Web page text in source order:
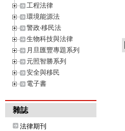
工程法律
環境能源法
警政‧移民法
生物科技與法律
月旦匯豐專題系列
元照智勝系列
安全與移民
電子書
雜誌
法律期刊